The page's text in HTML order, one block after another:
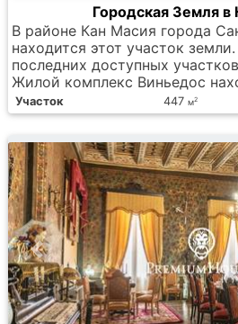
Городская Земля в
В районе Кан Масия города
находится этот участок
последних доступных
Жилой комплекс Виньедос
Участок 447 м2